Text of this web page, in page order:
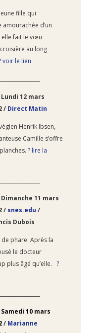
fille qui
amourachée d’un
fait le vœu
au long
voir le lien
Lundi 12 mars
/ Direct Matin
Henrik Ibsen,
Camille s’offre
? lire la
Dimanche 11 mars
/ snes.edu /
Dubois
phare. Après la
le docteur
plus âgé qu’elle. ?
Samedi 10 mars
/ Marianne